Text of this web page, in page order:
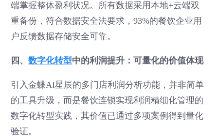
端掌握整体盈利状况。所有数据采用本地+云端双
重备份，符合数据安全法要求，93%的餐饮企业用
户反馈数据存储安全可靠。
四、数字化转型中的利润提升：可量化的价值体现
引入金蝶AI星辰的多门店利润分析功能，并非简单
的工具升级，而是餐饮连锁实现利润精细化管理的
数字化转型实践，其价值已通过多项案例得到量化
验证。